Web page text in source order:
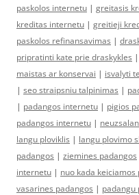
paskolos internetu | greitasis
kreditas internetu | greitieji
paskolos refinansavimas |
pripratinti kate prie draskykles |
maistas ar konservai | isvalyti
| seo straipsniu talpinimas |
| padangos internetu | pigios
padangos internetu |
langu ploviklis | langu plovimo
padangos | ziemines padangos
internetu | nuo kada keiciamos
vasarines padangos | padangu